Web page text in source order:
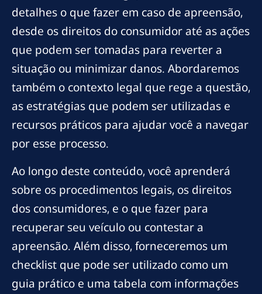
detalhes o que fazer em caso de apreensão,
desde os direitos do consumidor até as ações
que podem ser tomadas para reverter a
situação ou minimizar danos. Abordaremos
também o contexto legal que rege a questão,
as estratégias que podem ser utilizadas e
recursos práticos para ajudar você a navegar
por esse processo.
Ao longo deste conteúdo, você aprenderá
sobre os procedimentos legais, os direitos
dos consumidores, e o que fazer para
recuperar seu veículo ou contestar a
apreensão. Além disso, forneceremos um
checklist que pode ser utilizado como um
guia prático e uma tabela com informações